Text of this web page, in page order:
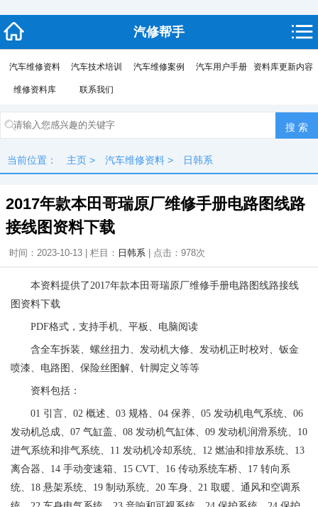
汽修帮手
汽车维修资料 汽车技术培训 汽车维修案例 汽车用户手册 资料库更新内容
维修资料库 联系我们
当前位置： 主页 > 汽车维修资料 > 日韩系
2017年款本田哥瑞原厂维修手册电路图线路
接线图资料下载
时间：2023-10-13 | 栏目： 日韩系 | 点击： 978次
本资料提供了2017年款本田哥瑞原厂维修手册电路图线路接线
图资料下载
PDF格式，支持手机、平板、电脑阅读
含全车拆装、螺丝扭力、发动机大修、发动机正时校对、钣金
喷漆、电路图、保险丝图解、针脚定义等等
资料包括：
01 引言、02 概述、03 规格、04 保养、05 发动机电气系统、06
发动机总成、07 气缸盖、08 发动机气缸体、09 发动机润滑系统、10
进气系统和排气系统、11 发动机冷却系统、12 燃油和排放系统、13
离合器、14 手动变速箱、15 CVT、16 传动系统车桥、17 转向系
统、18 悬架系统、19 制动系统、20 车身、21 取暖、通风和空调系